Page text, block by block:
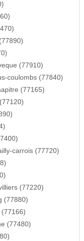
(77910)
coulombs (77840)
(77165)
carrois (77720)
(77220)
(77880)
(77480)